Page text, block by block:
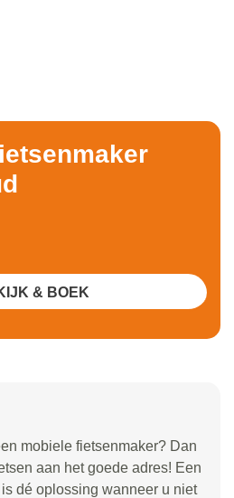
mobiele fietsenmaker? Dan
aan het goede adres! Een
dé oplossing wanneer u niet
& BOEK